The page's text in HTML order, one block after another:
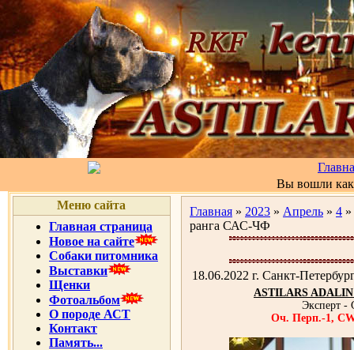
Вы вошли
Меню сайта
Главная страница
Новое на сайте
Собаки питомника
Выставки
Щенки
Фотоальбом
О породе АСТ
Контакт
Память...
Главная » 2023 » Апрель » 4
ранга САС-ЧФ
18.06.2022 г. Санкт-
ASTILARS
Эксперт -
Оч. Перп.-1,